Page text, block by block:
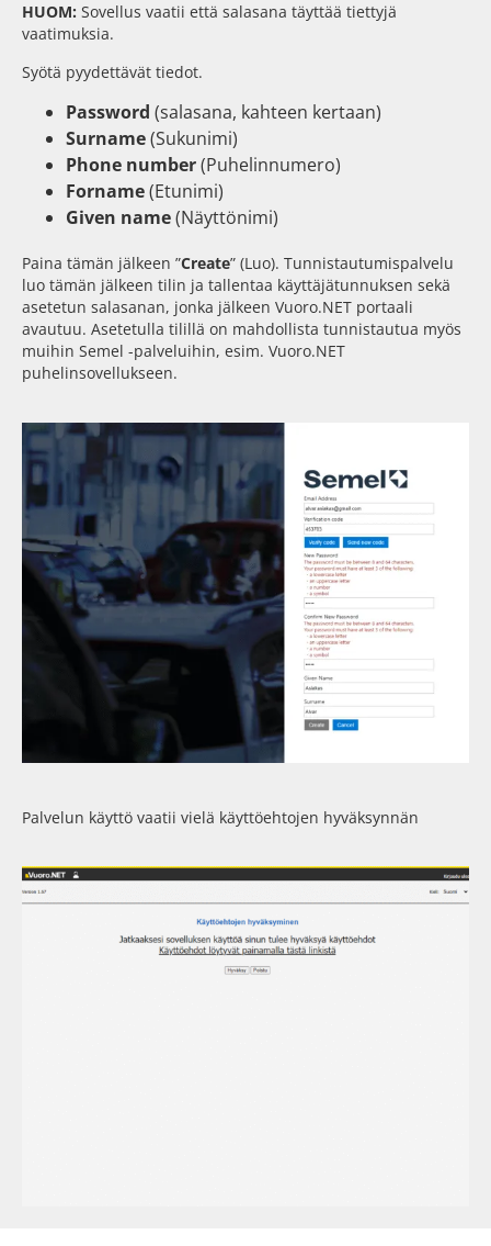
HUOM: Sovellus vaatii että salasana täyttää tiettyjä
vaatimuksia.
Syötä pyydettävät tiedot.
Password (salasana, kahteen kertaan)
Surname(Sukunimi)
Phone number(Puhelinnumero)
Forname(Etunimi)
Given name(Näyttönimi)
Paina tämän jälkeen ”Create” (Luo). Tunnistautumispalvelu
luo tämän jälkeen tilin ja tallentaa käyttäjätunnuksen sekä
asetetun salasanan, jonka jälkeen Vuoro.NET portaali
avautuu. Asetetulla tilillä on mahdollista tunnistautua myös
muihin Semel -palveluihin, esim. Vuoro.NET
puhelinsovellukseen.
Palvelun käyttö vaatii vielä käyttöehtojen hyväksynnän